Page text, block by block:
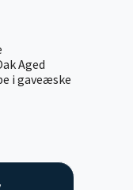
Aged
i gaveæske